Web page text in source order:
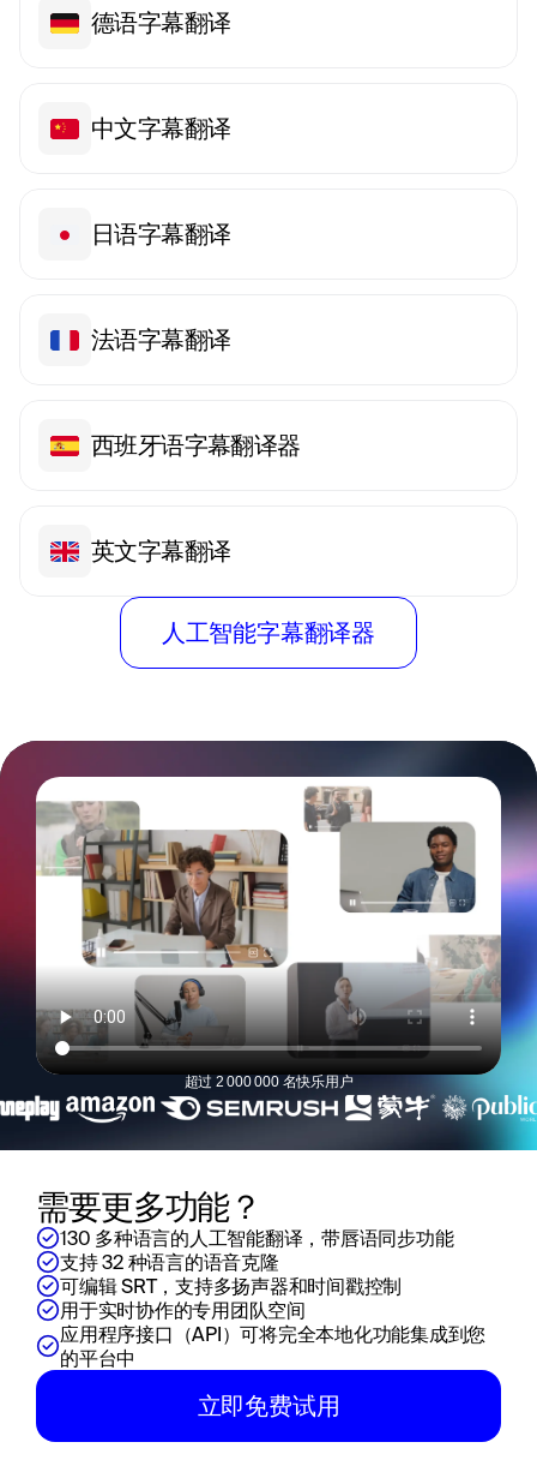
德语字幕翻译
中文字幕翻译
日语字幕翻译
法语字幕翻译
西班牙语字幕翻译器
英文字幕翻译
人工智能字幕翻译器
需要更多功能？
130 多种语言的人工智能翻译，带唇语同步功能
支持 32 种语言的语音克隆
可编辑 SRT，支持多扬声器和时间戳控制
用于实时协作的专用团队空间
应用程序接口（API）可将完全本地化功能集成到您
的平台中
立即免费试用
超过 2 000 000 名快乐用户